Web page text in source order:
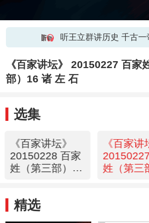
听王立群讲历史 千古一
《百家讲坛》 20150227 百家
部）16 诸 左 石
选集
《百家讲坛》
20150228 百家
姓（第三部）17
《百家讲
姓（第三
精选